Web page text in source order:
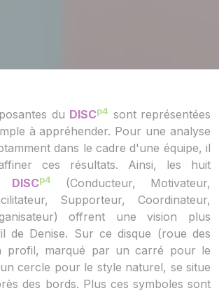
du DISCp4 sont représentées
à appréhender. Pour une analyse
dans le cadre d'une équipe, il
ces résultats. Ainsi, les huit
DISCp4
(Conducteur, Motivateur,
Supporteur, Coordinateur,
offrent une vision plus
de Denise. Sur ce disque (roue des
profil, marqué par un carré pour le
cercle pour le style naturel, se situe
des bords. Plus ces symboles sont